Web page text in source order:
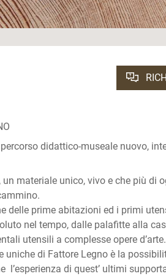
didattico-museale nuovo,
materiale unico, vivo e che più di
delle prime abitazioni ed i primi
nel tempo, dalle palafitte alla
utensili a complesse opere d’arte.
uniche di Fattore Legno è la
l’esperienza di quest’ ultimi